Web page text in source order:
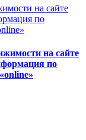
на сайте
по
на сайте
по